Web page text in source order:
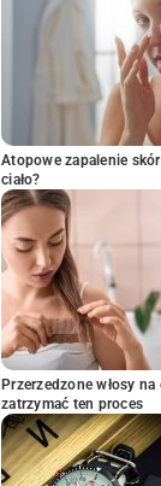
Atopowe zapalenie
ciało?
Przerzedzone włosy
zatrzymać ten proces